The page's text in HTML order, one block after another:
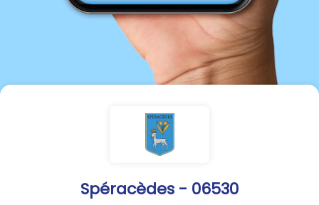
Spéracèdes - 06530
🌡️Les températures
maximales restent comprises
entre 31 et 34° sur le littoral et
34 à 37° dans les terres.
Les températures minimales
littoral et 19 à 22° dans les
est disponible de 8h00 à